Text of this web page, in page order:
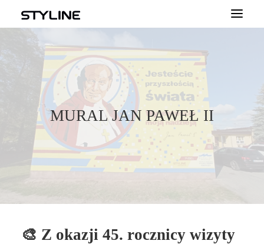
O NAS
INSPIRACJE
PRODUKTY
PALETA KOLORÓW
KALKULATOR
KONTAKT
DLA PROFESJONALISTÓW
MURAL JAN PAWEŁ II
🎨 Z okazji 45. rocznicy wizyty